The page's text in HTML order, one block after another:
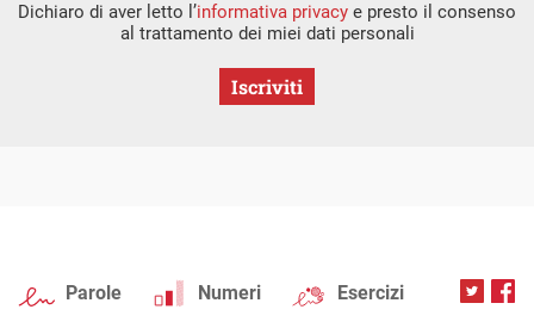
Dichiaro di aver letto l’informativa privacy e presto il consenso
al trattamento dei miei dati personali
Iscriviti
Parole Numeri Esercizi